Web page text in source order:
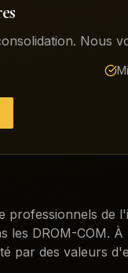
Nous
professionnels de
les DROM-COM. À
par des valeurs